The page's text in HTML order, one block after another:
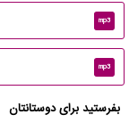
mp3
mp3
بفرستید برای دوستانتان